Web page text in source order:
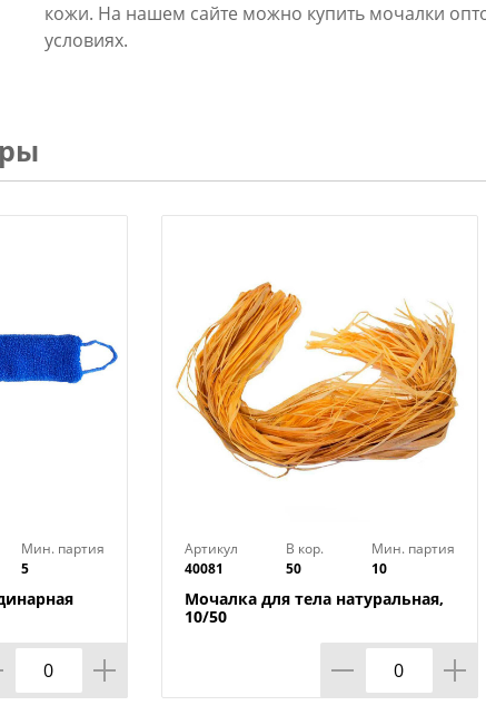
кожи. На нашем сайте можно купить мочалки
условиях.
Мин. партия
5
Артикул
40081
В кор.
50
Мин. партия
10
Мочалка для тела натуральная,
10/50